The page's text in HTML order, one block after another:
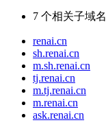
7 个相关子域名
renai.cn
sh.renai.cn
m.sh.renai.cn
tj.renai.cn
m.tj.renai.cn
m.renai.cn
ask.renai.cn